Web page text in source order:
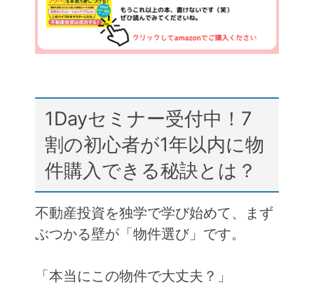
k
1Dayセミナー受付中！7
割の初心者が1年以内に物
件購入できる秘訣とは？
不動産投資を独学で学び始めて、まず
ぶつかる壁が「物件選び」です。
「本当にこの物件で大丈夫？」